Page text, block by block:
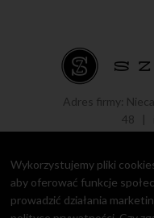
Adres firmy:
48 |
Copyright © 2016 - 2021
Wykorzystujemy pliki
aby oferować funkcje
prowadzić działania